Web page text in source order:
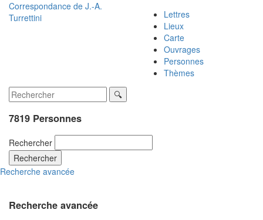
Correspondance de J.-A.
Turrettini
Lettres
Lieux
Carte
Ouvrages
Personnes
Thèmes
7819 Personnes
Rechercher
Rechercher
Recherche avancée
Recherche avancée